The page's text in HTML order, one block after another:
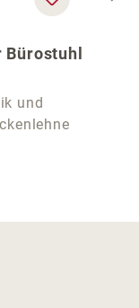
Bürostuhl
und